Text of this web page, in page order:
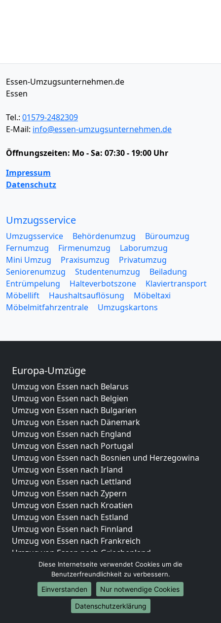
Essen-Umzugsunternehmen.de
Essen
Tel.: 01579-2482309
E-Mail: info@essen-umzugsunternehmen.de
Öffnungszeiten: Mo - Sa: 07:30 - 19:00 Uhr
Impressum
Datenschutz
Umzugsservice
Umzugsservice Behördenumzug
Büroumzug
Fernumzug
Firmenumzug
Laborumzug
Mini Umzug
Praxisumzug
Privatumzug
Seniorenumzug
Studentenumzug
Beiladung
Entrümpelung
Halteverbotszone
Klaviertransport
Möbellift
Haushaltsauflösung
Möbeltaxi
Möbelmitfahrzentrale
Umzugskartons
Europa-Umzüge
Umzug von Essen nach Belarus
Umzug von Essen nach Belgien
Umzug von Essen nach Bulgarien
Umzug von Essen nach Dänemark
Umzug von Essen nach England
Umzug von Essen nach Portugal
Umzug von Essen nach Bosnien und Herzegowina
Umzug von Essen nach Irland
Umzug von Essen nach Lettland
Umzug von Essen nach Zypern
Umzug von Essen nach Kroatien
Umzug von Essen nach Estland
Umzug von Essen nach Finnland
Umzug von Essen nach Frankreich
Umzug von Essen nach Griechenland
Umzug von Essen nach Italien
Umzug von Essen nach Liechtenstein
Umzug von Essen nach Luxemburg
Umzug von Essen nach Niederlande
Umzug von Essen nach Norwegen
Diese Internetseite verwendet Cookies um die
Benutzerfreundlichkeit zu verbessern.
Einverstanden
Nur notwendige Cookies
Datenschutzerklärung